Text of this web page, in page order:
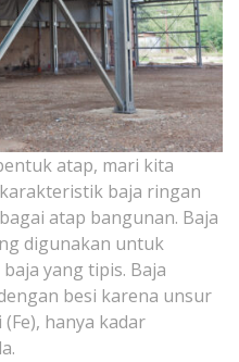
atap, mari kita
baja ringan
atap bangunan. Baja
digunakan untuk
yang tipis. Baja
besi karena unsur
hanya kadar